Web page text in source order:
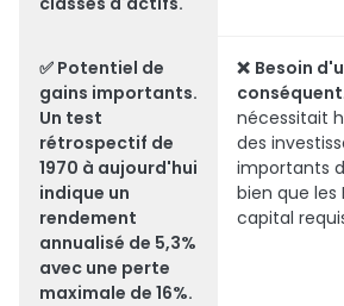
✅ Potentiel de
gains importants.
Un test
rétrospectif de
1970 à aujourd'hui
indique un
rendement
annualisé de 5,3%
avec une perte
maximale de 16%.
❌ Besoin
conséquent
nécessitait
des
importants
bien que les
capital